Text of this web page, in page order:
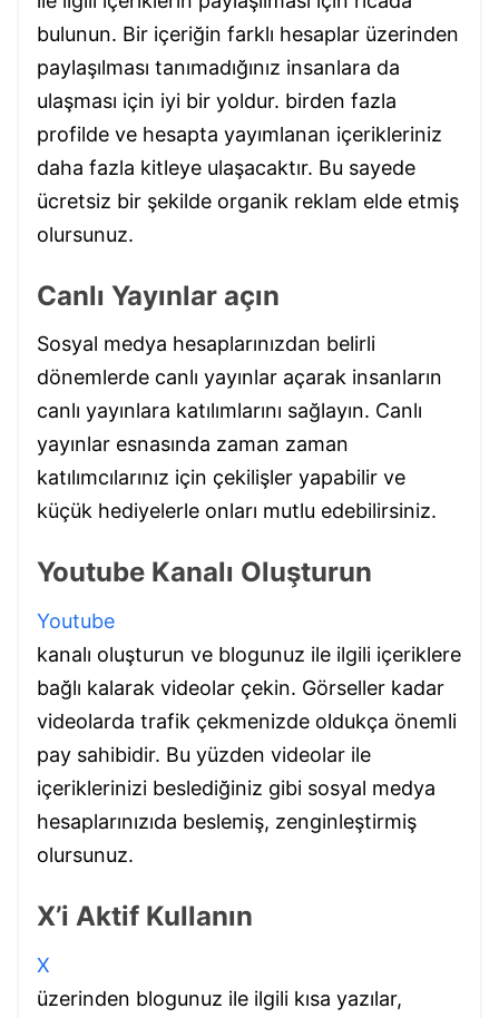
bulunun. Bir içeriğin farklı hesaplar üzerinden
paylaşılması tanımadığınız insanlara da
ulaşması için iyi bir yoldur. birden fazla
profilde ve hesapta yayımlanan içerikleriniz
daha fazla kitleye ulaşacaktır. Bu sayede
ücretsiz bir şekilde organik reklam elde etmiş
olursunuz.
Canlı Yayınlar açın
Sosyal medya hesaplarınızdan belirli
dönemlerde canlı yayınlar açarak insanların
canlı yayınlara katılımlarını sağlayın. Canlı
yayınlar esnasında zaman zaman
katılımcılarınız için çekilişler yapabilir ve
küçük hediyelerle onları mutlu edebilirsiniz.
Youtube Kanalı Oluşturun
Youtube
kanalı oluşturun ve blogunuz ile ilgili içeriklere
bağlı kalarak videolar çekin. Görseller kadar
videolarda trafik çekmenizde oldukça önemli
pay sahibidir. Bu yüzden videolar ile
içeriklerinizi beslediğiniz gibi sosyal medya
hesaplarınızıda beslemiş, zenginleştirmiş
olursunuz.
X’i Aktif Kullanın
X
üzerinden blogunuz ile ilgili kısa yazılar,